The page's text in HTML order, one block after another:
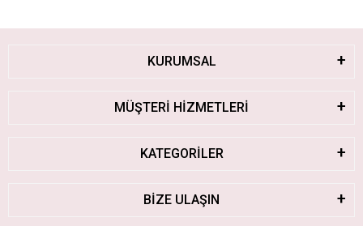
KURUMSAL
MÜŞTERİ HİZMETLERİ
KATEGORİLER
BİZE ULAŞIN